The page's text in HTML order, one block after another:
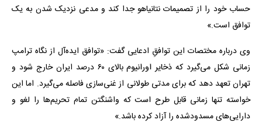
حساب خود را از تصمیمات نتانیاهو جدا کند و مدعی نزدیک شدن به یک
توافق است.»
وی درباره مختصات این توافقِ ادعایی گفت: «توافق ایده‌آل از نگاه ترامپ
زمانی شکل می‌گیرد که ذخایر اورانیوم بالای ۶۰ درصد ایران خارج شود و
تهران تعهد دهد که برای مدتی طولانی از غنی‌سازی فاصله می‌گیرد. اما این
خواسته تنها زمانی قابل طرح است که واشنگتن تمام تحریم‌ها را لغو و
دارایی‌های مسدودشده را آزاد کرده باشد.»